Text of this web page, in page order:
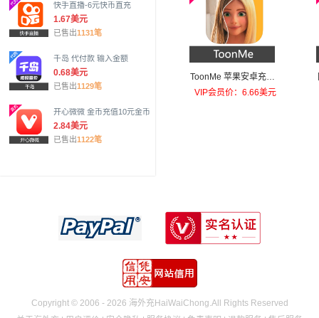
快手直播-6元快币直充
1.67美元
已售出1131笔
千岛 代付款 输入金额
0.68美元
已售出1129笔
开心微微 金币充值10元金币
2.84美元
已售出1122笔
ToonMe 苹果安卓充值T
oonMe PRO
VIP会员价：6.66美元
Copyright © 2006 - 2026 海外充HaiWaiChong.All Rights Reserved